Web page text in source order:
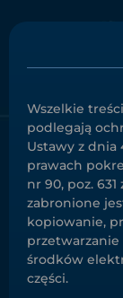
Wszelkie
podlegają
Ustawy z dnia
prawach
nr 90, poz.
zabronione
kopiowanie,
środków
części.